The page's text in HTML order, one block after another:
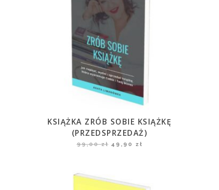
KSIĄŻKA ZRÓB SOBIE KSIĄŻKĘ
(PRZEDSPRZEDAŻ)
99,00zł 49,90 zł